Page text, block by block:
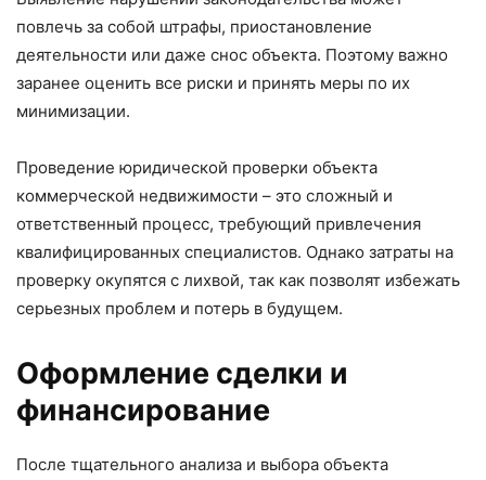
повлечь за собой штрафы, приостановление
деятельности или даже снос объекта. Поэтому важно
заранее оценить все риски и принять меры по их
минимизации.
Проведение юридической проверки объекта
коммерческой недвижимости – это сложный и
ответственный процесс, требующий привлечения
квалифицированных специалистов. Однако затраты на
проверку окупятся с лихвой, так как позволят избежать
серьезных проблем и потерь в будущем.
Оформление сделки и
финансирование
После тщательного анализа и выбора объекта